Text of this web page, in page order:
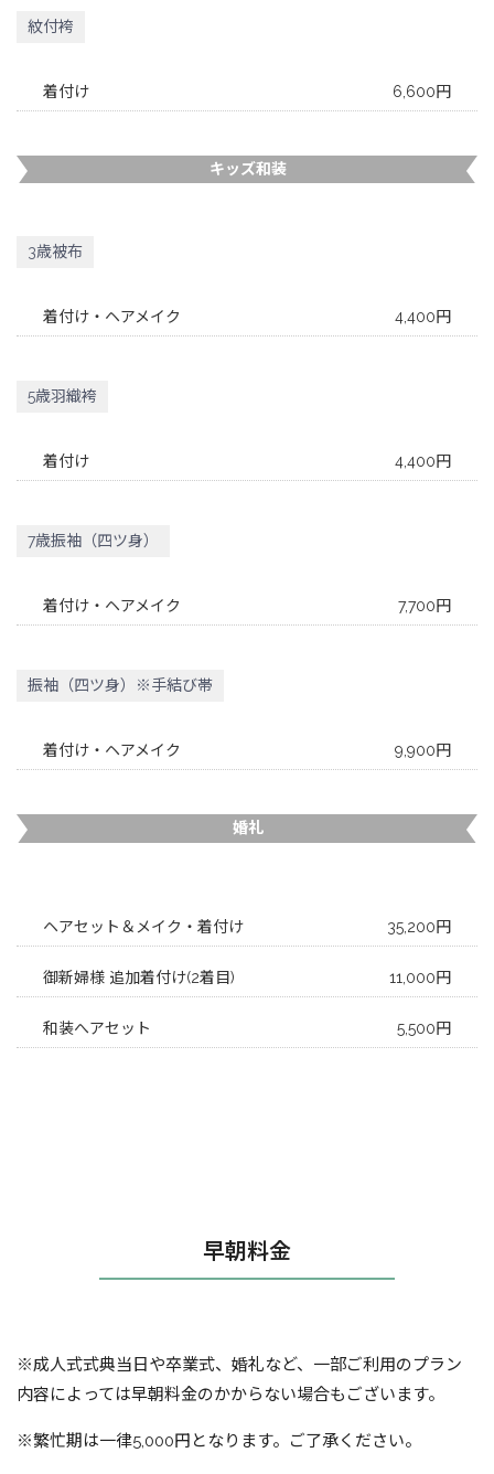
紋付袴
着付け 6,600円
キッズ和装
3歳被布
着付け・ヘアメイク 4,400円
5歳羽織袴
着付け 4,400円
7歳振袖（四ツ身）
着付け・ヘアメイク 7,700円
振袖（四ツ身）※手結び帯
着付け・ヘアメイク 9,900円
婚礼
ヘアセット＆メイク・着付け 35,200円
御新婦様 追加着付け(2着目) 11,000円
和装へアセット 5,500円
早朝料金
※成人式式典当日や卒業式、婚礼など、一部ご利用のプラン
内容によっては早朝料金のかからない場合もございます。
※繁忙期は一律5,000円となります。ご了承ください。